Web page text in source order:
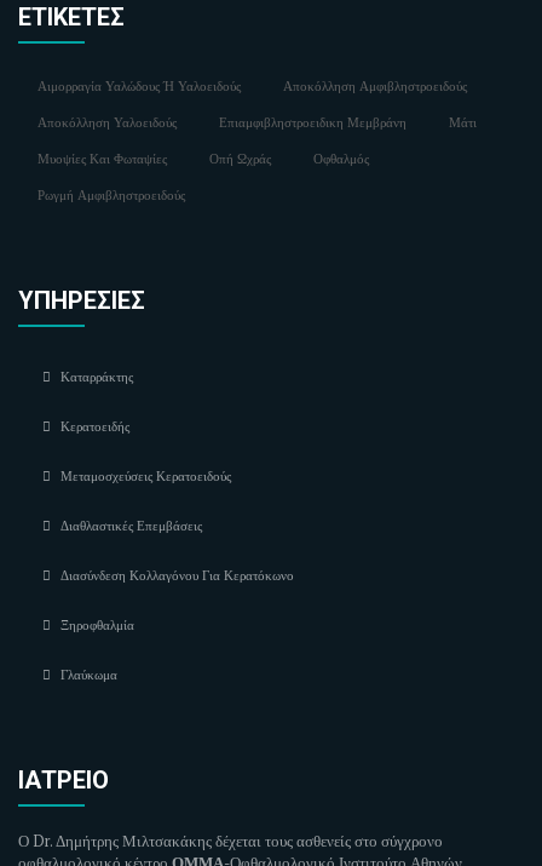
ΕΤΙΚΈΤΕΣ
Αιμορραγία Υαλώδους Ή Υαλοειδούς Αποκόλληση Αμφιβληστροειδούς
Αποκόλληση Υαλοειδούς Επιαμφιβληστροειδικη Μεμβράνη Μάτι
Μυοψίες Και Φωταψίες Οπή Ωχράς Οφθαλμός
Ρωγμή Αμφιβληστροειδούς
ΥΠΗΡΕΣΊΕΣ
Καταρράκτης
Κερατοειδής
Μεταμοσχεύσεις Κερατοειδούς
Διαθλαστικές Επεμβάσεις
Διασύνδεση Κολλαγόνου Για Κερατόκωνο
Ξηροφθαλμία
Γλαύκωμα
ΙΑΤΡΕΊΟ
Ο Dr. Δημήτρης Μιλτσακάκης δέχεται τους ασθενείς στο σύγχρονο